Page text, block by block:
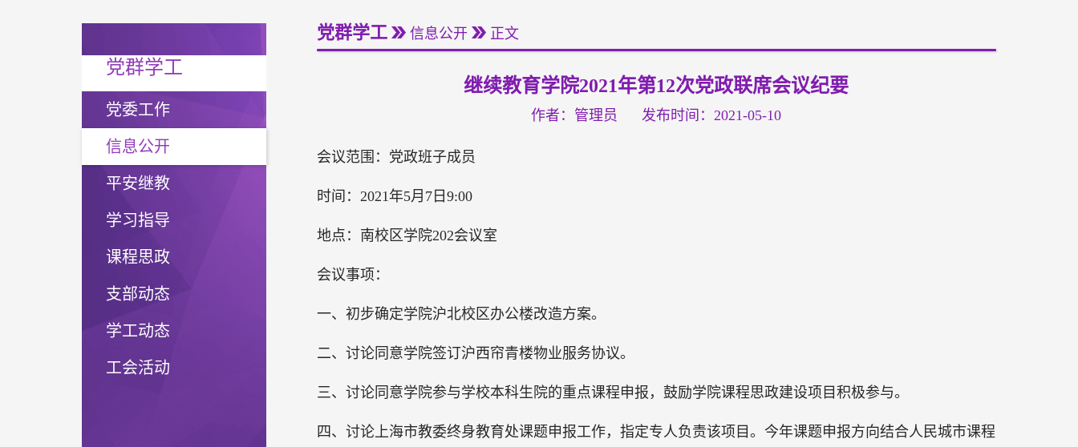
党群学工
党委工作
信息公开
平安继教
学习指导
课程思政
支部动态
学工动态
工会活动
党群学工 信息公开 正文
继续教育学院2021年第12次党政联席会议纪要
作者：管理员发布时间：2021-05-10
会议范围：党政班子成员
时间：2021年5月7日9:00
地点：南校区学院202会议室
会议事项：
一、初步确定学院沪北校区办公楼改造方案。
二、讨论同意学院签订沪西帘青楼物业服务协议。
三、讨论同意学院参与学校本科生院的重点课程申报，鼓励学院课程思政建设项目积极参与。
四、讨论上海市教委终身教育处课题申报工作，指定专人负责该项目。今年课题申报方向结合人民城市课程